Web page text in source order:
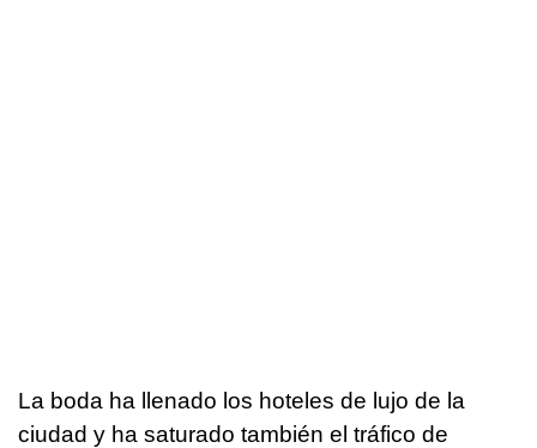
La boda ha llenado los hoteles de lujo de la
ciudad y ha saturado también el tráfico de